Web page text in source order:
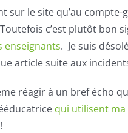
sur le site qu’au
c’est plutôt bon
enseignants. Je suis
article suite aux
réagir à un bref écho
qui utilisent